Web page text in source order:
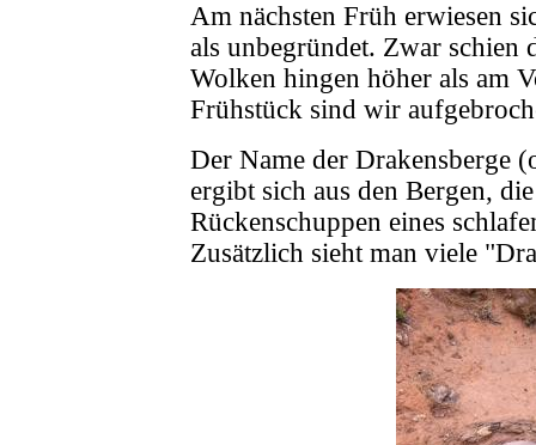
Am nächsten Früh erwiesen
als unbegründet. Zwar schien
Wolken hingen höher als am
Frühstück sind wir
Der Name der Drakensberge
ergibt sich aus den Bergen,
Rückenschuppen eines
Zusätzlich sieht man viele